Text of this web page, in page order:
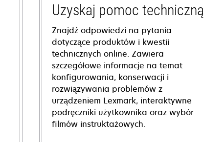
Uzyskaj pomoc techniczną
Znajdź odpowiedzi na pytania
dotyczące produktów i kwestii
technicznych online. Zawiera
szczegółowe informacje na temat
konfigurowania, konserwacji i
rozwiązywania problemów z
urządzeniem Lexmark, interaktywne
podręczniki użytkownika oraz wybór
filmów instruktażowych.